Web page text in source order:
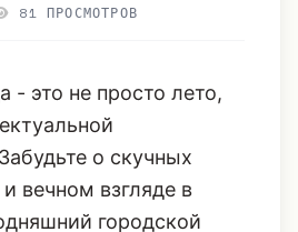
2026
81 ПРОСМОТРОВ
это не просто лето,